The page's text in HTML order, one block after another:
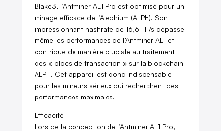
Blake3, l’Antminer AL1 Pro est optimisé pour un
minage efficace de l’Alephium (ALPH). Son
impressionnant hashrate de 16,6 TH/s dépasse
même les performances de l’Antminer AL1 et
contribue de manière cruciale au traitement
des « blocs de transaction » sur la blockchain
ALPH. Cet appareil est donc indispensable
pour les mineurs sérieux qui recherchent des
performances maximales.
Efficacité
Lors de la conception de l’Antminer AL1 Pro,